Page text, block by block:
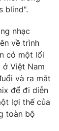
blind".
nhạc
về trình
có một lối
Việt Nam
và ra mắt
để đi diễn
lợi thế của
toàn bộ